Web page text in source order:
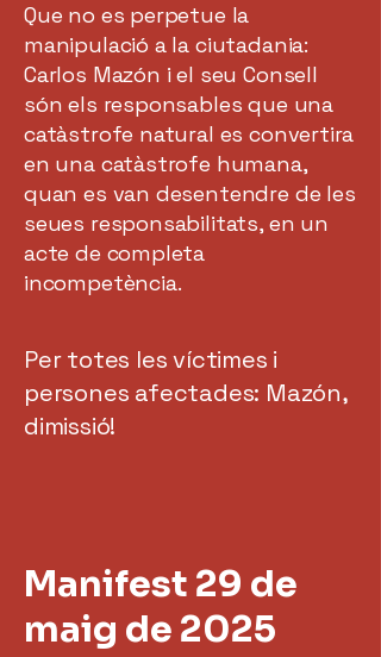
Que no es perpetue la
manipulació a la ciutadania:
Carlos Mazón i el seu Consell
són els responsables que una
catàstrofe natural es convertira
en una catàstrofe humana,
quan es van desentendre de les
seues responsabilitats, en un
acte de completa
incompetència.
Per totes les víctimes i
persones afectades: Mazón,
dimissió!
Manifest 29 de
maig de 2025